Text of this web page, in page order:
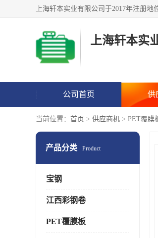
上海轩本实
公司首页 供
当前位置： 首页 > 供应商机 > PET覆膜
产品分类 Product
宝钢
江西彩钢卷
PET覆膜板